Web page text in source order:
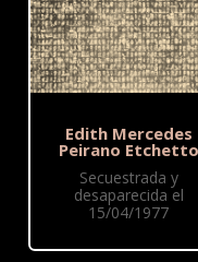
Edith Mercedes
Peirano Etchetto
Secuestrada y
desaparecida el
15/04/1977